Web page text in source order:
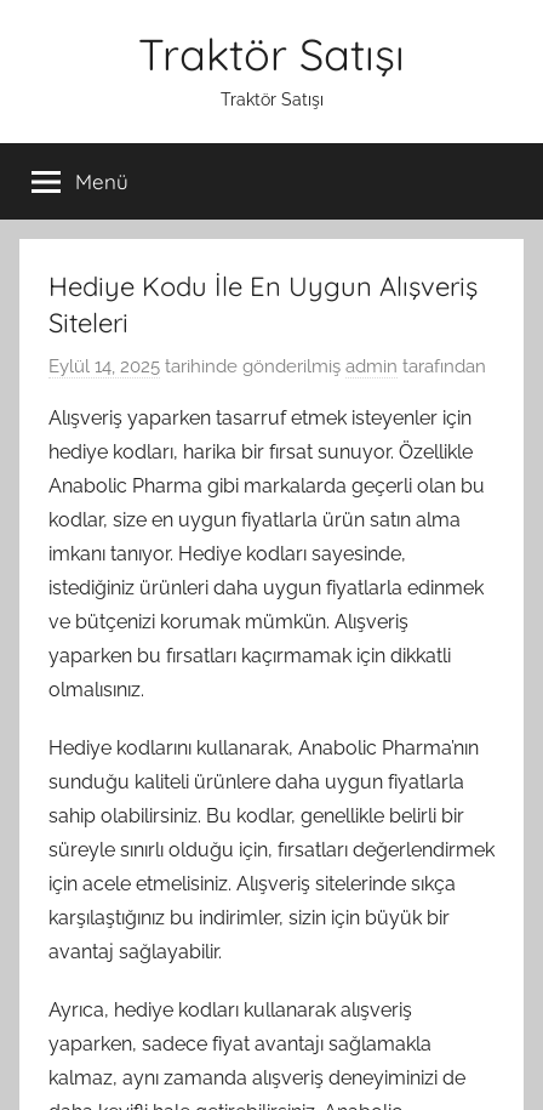
Traktör Satışı
Traktör Satışı
Menü
Hediye Kodu İle En Uygun Alışveriş
Siteleri
Eylül 14, 2025 tarihinde gönderilmiş admin tarafından
Alışveriş yaparken tasarruf etmek isteyenler için
hediye kodları, harika bir fırsat sunuyor. Özellikle
Anabolic Pharma gibi markalarda geçerli olan bu
kodlar, size en uygun fiyatlarla ürün satın alma
imkanı tanıyor. Hediye kodları sayesinde,
istediğiniz ürünleri daha uygun fiyatlarla edinmek
ve bütçenizi korumak mümkün. Alışveriş
yaparken bu fırsatları kaçırmamak için dikkatli
olmalısınız.
Hediye kodlarını kullanarak, Anabolic Pharma’nın
sunduğu kaliteli ürünlere daha uygun fiyatlarla
sahip olabilirsiniz. Bu kodlar, genellikle belirli bir
süreyle sınırlı olduğu için, fırsatları değerlendirmek
için acele etmelisiniz. Alışveriş sitelerinde sıkça
karşılaştığınız bu indirimler, sizin için büyük bir
avantaj sağlayabilir.
Ayrıca, hediye kodları kullanarak alışveriş
yaparken, sadece fiyat avantajı sağlamakla
kalmaz, aynı zamanda alışveriş deneyiminizi de